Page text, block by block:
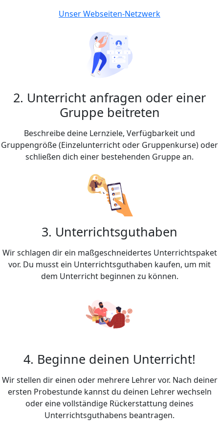
Unser Webseiten-Netzwerk
2. Unterricht anfragen oder einer
Gruppe beitreten
Beschreibe deine Lernziele, Verfügbarkeit und
Gruppengröße (Einzelunterricht oder Gruppenkurse) oder
schließen dich einer bestehenden Gruppe an.
3. Unterrichtsguthaben
Wir schlagen dir ein maßgeschneidertes Unterrichtspaket
vor. Du musst ein Unterrichtsguthaben kaufen, um mit
dem Unterricht beginnen zu können.
4. Beginne deinen Unterricht!
Wir stellen dir einen oder mehrere Lehrer vor. Nach deiner
ersten Probestunde kannst du deinen Lehrer wechseln
oder eine vollständige Rückerstattung deines
Unterrichtsguthabens beantragen.